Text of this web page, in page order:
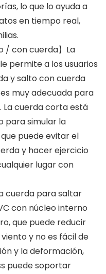
lo que lo ayuda a
en tiempo real,
/ con cuerda】La
permite a los usuarios
y salto con cuerda
muy adecuada para
La cuerda corta está
para simular la
puede evitar el
y hacer ejercicio
lugar con
cuerda para saltar
con núcleo interno
que puede reducir
y no es fácil de
y la deformación,
puede soportar